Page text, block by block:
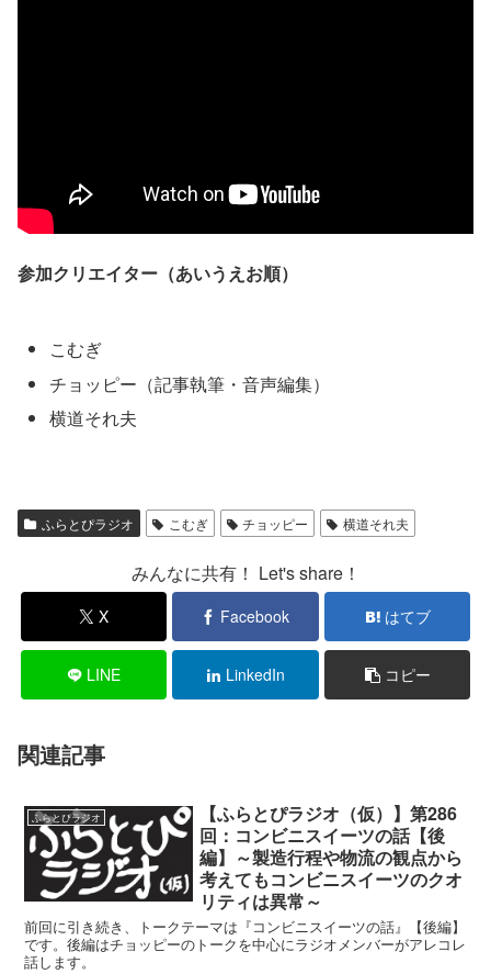
参加クリエイター（あいうえお順）
こむぎ
チョッピー（記事執筆・音声編集）
横道それ夫
ふらとぴラジオ こむぎ チョッピー 横道それ夫
みんなに共有！ Let's share！
X Facebook はてブ
LINE LinkedIn コピー
関連記事
ふらとぴラジオ
【ふらとぴラジオ（仮）】第286
回：コンビニスイーツの話【後
編】～製造行程や物流の観点から
考えてもコンビニスイーツのクオ
リティは異常～
前回に引き続き、トークテーマは『コンビニスイーツの話』【後編】
です。後編はチョッピーのトークを中心にラジオメンバーがアレコレ
話します。